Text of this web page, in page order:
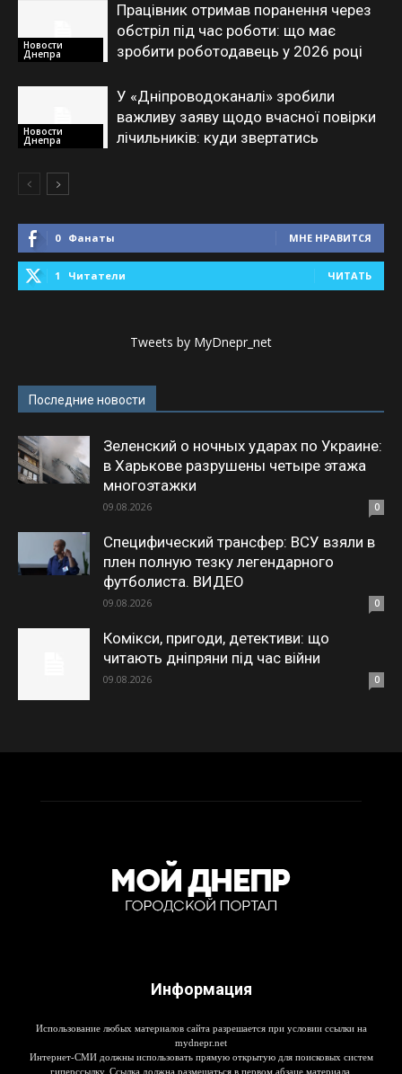
Новости
Днепра
Працівник отримав поранення через
обстріл під час роботи: що має
зробити роботодавець у 2026 році
Новости
Днепра
У «Дніпроводоканалі» зробили
важливу заяву щодо вчасної повірки
лічильників: куди звертатись
0 Фанаты МНЕ НРАВИТСЯ
1 Читатели ЧИТАТЬ
Tweets by MyDnepr_net
Последние новости
Зеленский о ночных ударах по Украине:
в Харькове разрушены четыре этажа
многоэтажки
09.08.2026 0
Специфический трансфер: ВСУ взяли в
плен полную тезку легендарного
футболиста. ВИДЕО
09.08.2026 0
Комікси, пригоди, детективи: що
читають дніпряни під час війни
09.08.2026 0
Информация
Использование любых материалов сайта разрешается при условии ссылки на
mydnepr.net
Интернет-СМИ должны использовать прямую открытую для поисковых систем
гиперссылку. Ссылка должна размещаться в первом абзаце материала.